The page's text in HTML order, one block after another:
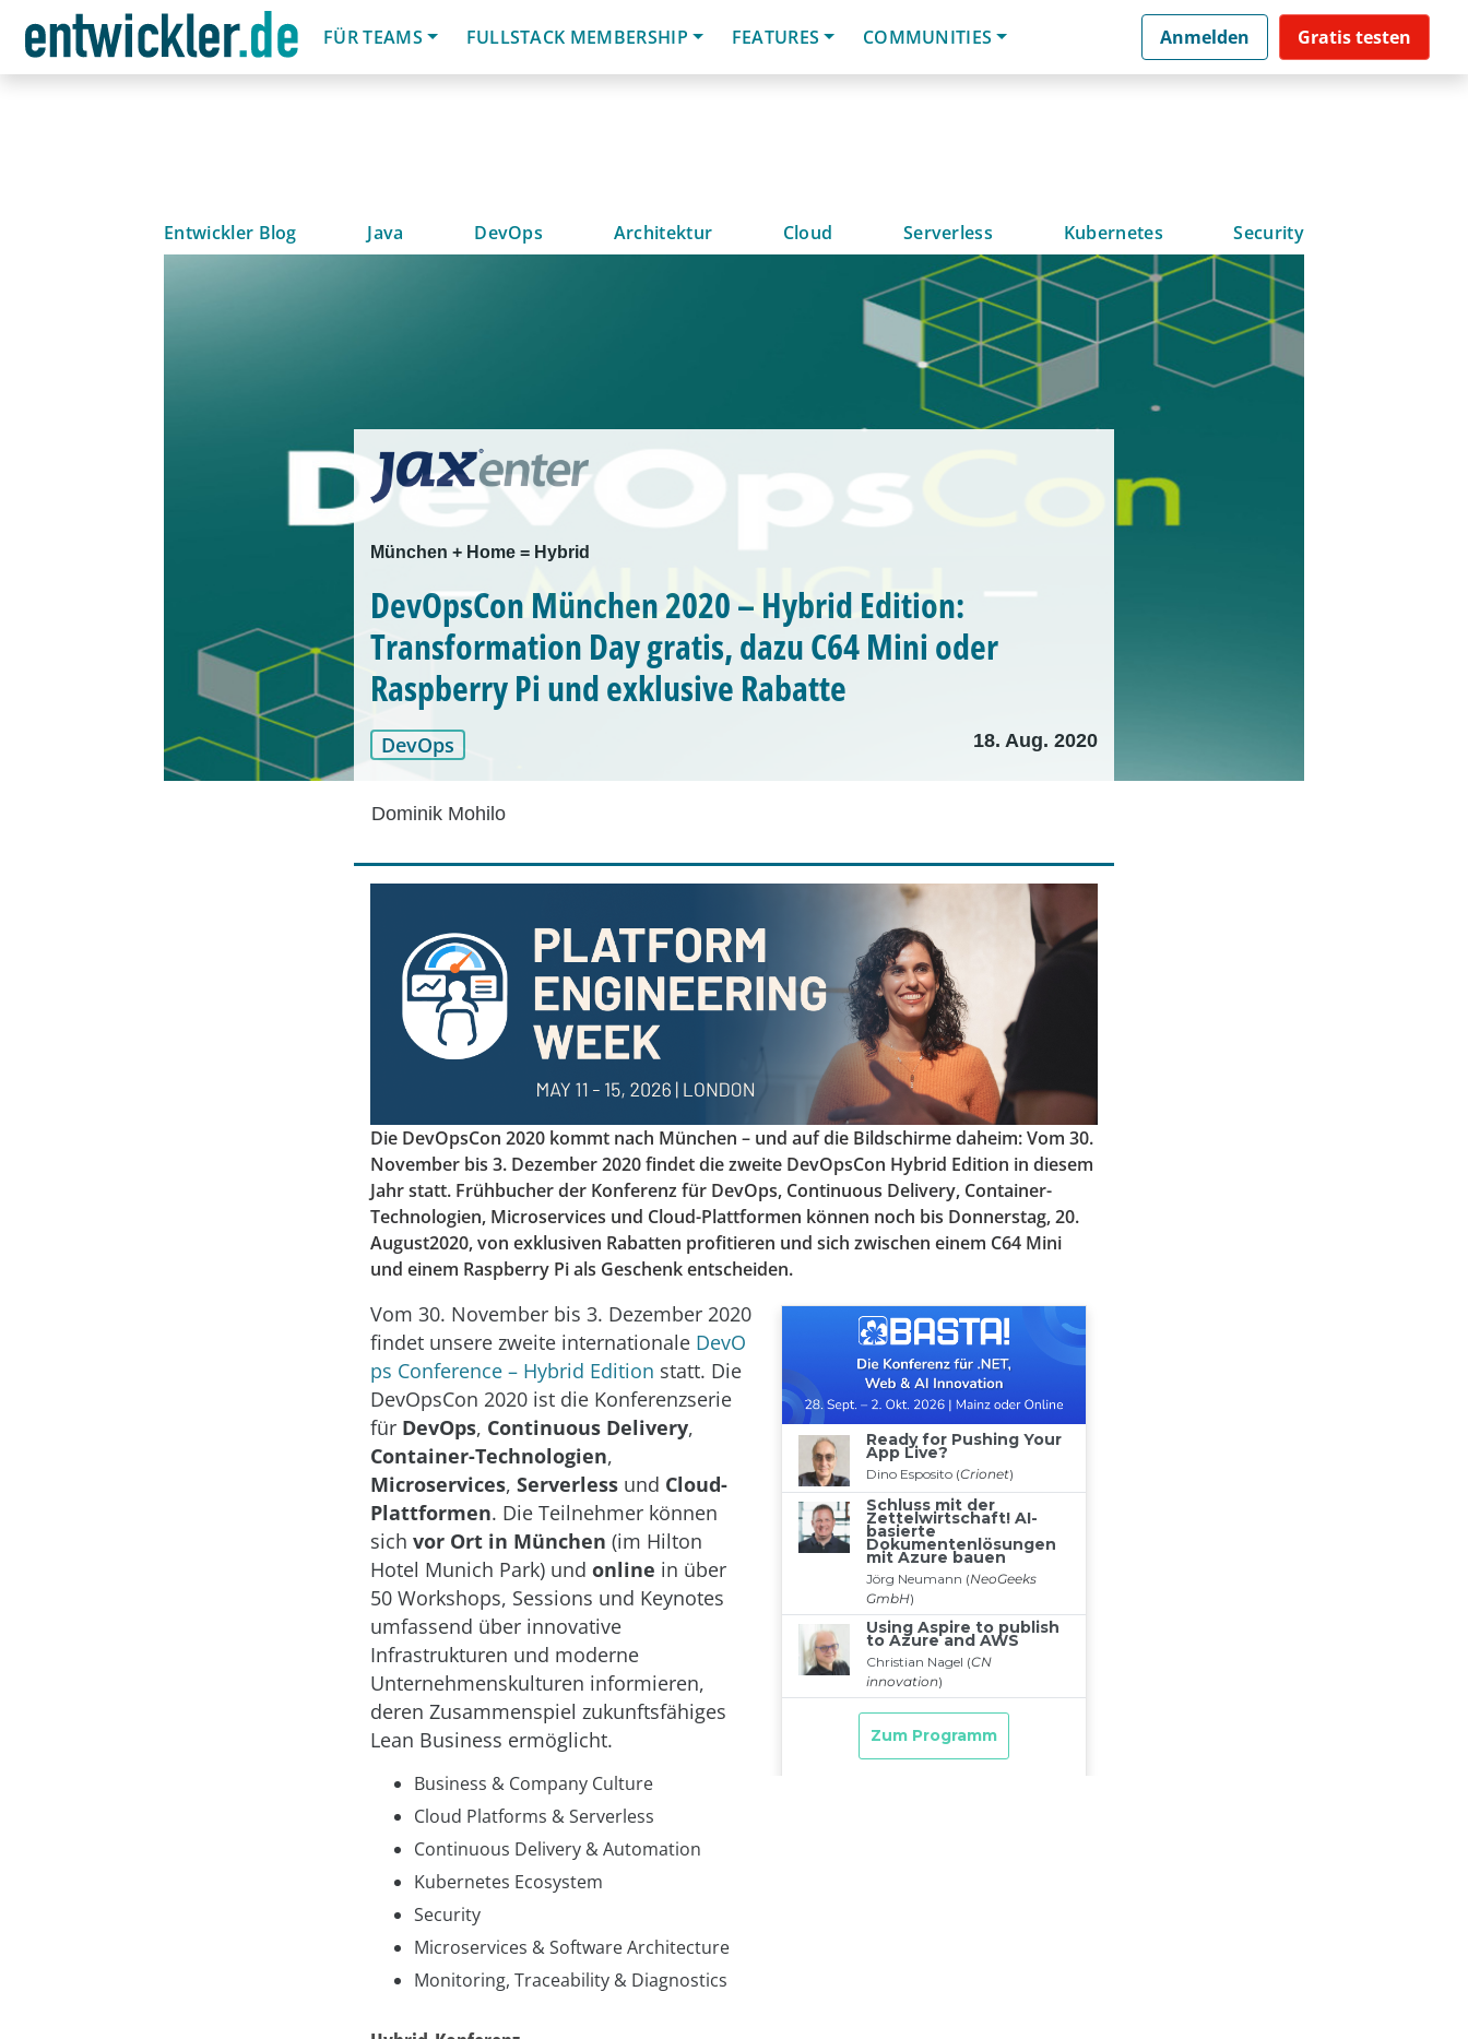
FÜR TEAMS
FULLSTACK MEMBERSHIP FEATURES COMMUNITIES Anmelden Gratis testen
Entwickler Blog Java DevOps Architektur Cloud Serverless Kubernetes Security
München + Home = Hybrid
DevOpsCon München 2020 – Hybrid Edition:
Transformation Day gratis, dazu C64 Mini oder
Raspberry Pi und exklusive Rabatte
DevOps 18. Aug. 2020
Dominik Mohilo
Die DevOpsCon 2020 kommt nach München – und auf die Bildschirme daheim: Vom 30.
November bis 3. Dezember 2020 findet die zweite DevOpsCon Hybrid Edition in diesem
Jahr statt. Frühbucher der Konferenz für DevOps, Continuous Delivery, Container-
Technologien, Microservices und Cloud-Plattformen können noch bis Donnerstag, 20.
August2020, von exklusiven Rabatten profitieren und sich zwischen einem C64 Mini
und einem Raspberry Pi als Geschenk entscheiden.
Vom 30. November bis 3. Dezember 2020
findet unsere zweite internationale DevO
ps Conference – Hybrid Edition statt. Die
DevOpsCon 2020 ist die Konferenzserie
für DevOps, Continuous Delivery,
Container-Technologien,
Microservices, Serverless und Cloud-
Plattformen. Die Teilnehmer können
sich vor Ort in München (im Hilton
Hotel Munich Park) und online in über
50 Workshops, Sessions und Keynotes
umfassend über innovative
Infrastrukturen und moderne
Unternehmenskulturen informieren,
deren Zusammenspiel zukunftsfähiges
Lean Business ermöglicht.
Business & Company Culture
Cloud Platforms & Serverless
Continuous Delivery & Automation
Kubernetes Ecosystem
Security
Microservices & Software Architecture
Monitoring, Traceability & Diagnostics